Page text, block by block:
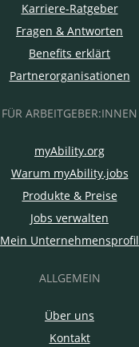
Karriere-Ratgeber
Fragen & Antworten
Benefits erklärt
Partnerorganisationen
FÜR ARBEITGEBER:INNEN
myAbility.org
Warum myAbility.jobs
Produkte & Preise
Jobs verwalten
Mein Unternehmensprofil
ALLGEMEIN
Über uns
Kontakt